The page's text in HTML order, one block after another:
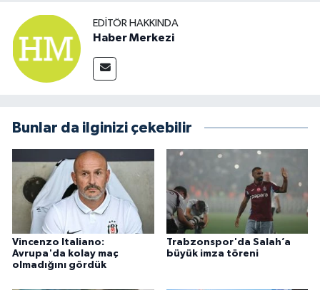
EDITÖR HAKKINDA
Haber Merkezi
Bunlar da ilginizi çekebilir
Vincenzo Italiano:
Avrupa'da kolay maç
olmadığını gördük
Trabzonspor'da Salah’a
büyük imza töreni